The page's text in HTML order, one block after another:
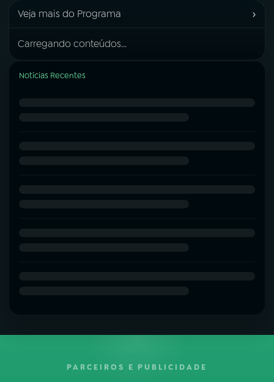
Veja mais do Programa ›
Carregando conteúdos...
Notícias Recentes
PARCEIROS E PUBLICIDADE